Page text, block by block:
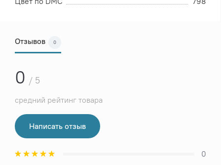
Отзывов 0
0 / 5
средний рейтинг товара
Написать отзыв
0